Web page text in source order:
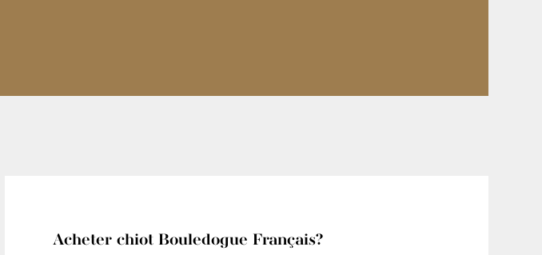
Acheter chiot Bouledogue Français?